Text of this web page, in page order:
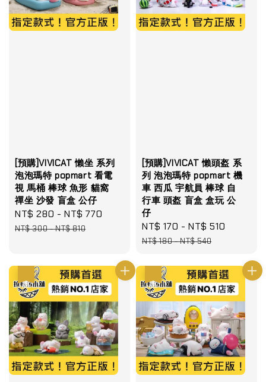
[預購]VIVICAT 懶坐 系列
泡泡瑪特 popmart 看電
視 馬桶 棒球 魚形 貓窩
禪坐 沙發 盲盒 公仔
Sale
price
NT$ 280 -NT$ 770
Regular
NT$ 300-NT$ 810
[預購]VIVICAT 懶頭盔 系
列 泡泡瑪特 popmart 機
車 西瓜 宇航員 棒球 自
行車 頭盔 盲盒 盒玩 公
仔
Sale
price
NT$ 170 -NT$ 510
NT$ 180-NT$ 540